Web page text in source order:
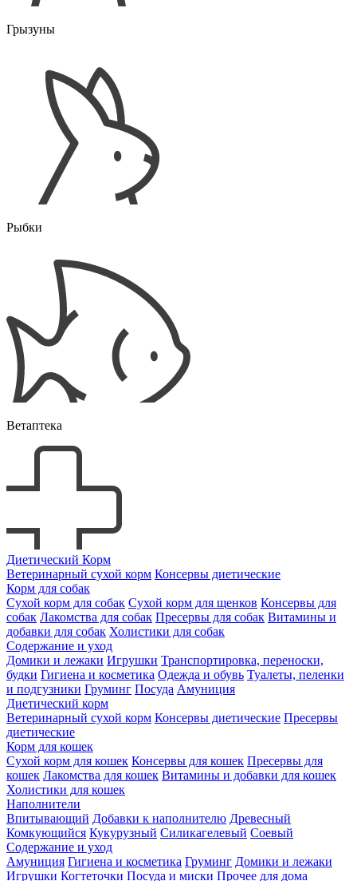
Грызуны
Рыбки
Ветаптека
Диетический Корм
Ветеринарный сухой корм Консервы диетические
Корм для собак
Сухой корм для собак Сухой корм для щенков Консервы для
собак Лакомства для собак Пресервы для собак Витамины и
добавки для собак Холистики для собак
Содержание и уход
Домики и лежаки Игрушки Транспортировка, переноски,
будки Гигиена и косметика Одежда и обувь Туалеты, пеленки
и подгузники Груминг Посуда Амуниция
Диетический корм
Ветеринарный сухой корм Консервы диетические Пресервы
диетические
Корм для кошек
Сухой корм для кошек Консервы для кошек Пресервы для
кошек Лакомства для кошек Витамины и добавки для кошек
Холистики для кошек
Наполнители
Впитывающий Добавки к наполнителю Древесный
Комкующийся Кукурузный Силикагелевый Соевый
Содержание и уход
Амуниция Гигиена и косметика Груминг Домики и лежаки
Игрушки Когтеточки Посуда и миски Прочее для дома